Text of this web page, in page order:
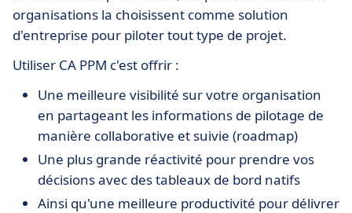
organisations la choisissent comme solution
d'entreprise pour piloter tout type de projet.
Utiliser CA PPM c'est offrir :
Une meilleure visibilité sur votre organisation
en partageant les informations de pilotage de
manière collaborative et suivie (roadmap)
Une plus grande réactivité pour prendre vos
décisions avec des tableaux de bord natifs
Ainsi qu'une meilleure productivité pour délivrer